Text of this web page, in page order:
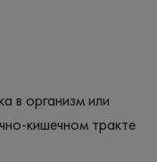
в организм или
кишечном тракте